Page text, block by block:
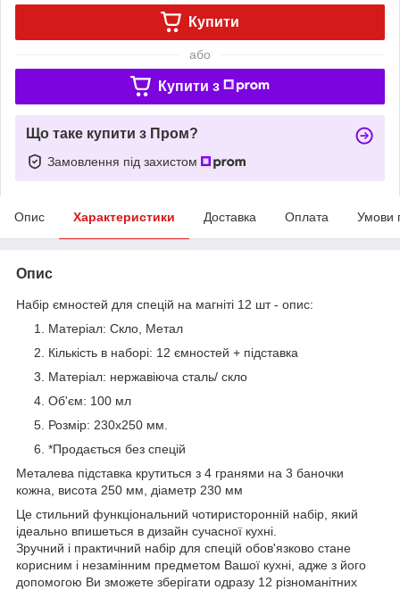
Купити
або
Купити з
Що таке купити з Пром?
Замовлення під захистом
Опис Характеристики Доставка Оплата Умови
Опис
Набір ємностей для спецій на магніті 12 шт - опис:
Матеріал: Скло, Метал
Кількість в наборі: 12 ємностей + підставка
Матеріал: нержавіюча сталь/ скло
Об'єм: 100 мл
Розмір: 230х250 мм.
*Продається без спецій
Металева підставка крутиться з 4 гранями на 3 баночки
кожна, висота 250 мм, діаметр 230 мм
Це стильний функціональний чотиристоронній набір, який
ідеально впишеться в дизайн сучасної кухні.
Зручний і практичний набір для спецій обов'язково стане
корисним і незамінним предметом Вашої кухні, адже з його
допомогою Ви зможете зберігати одразу 12 різноманітних